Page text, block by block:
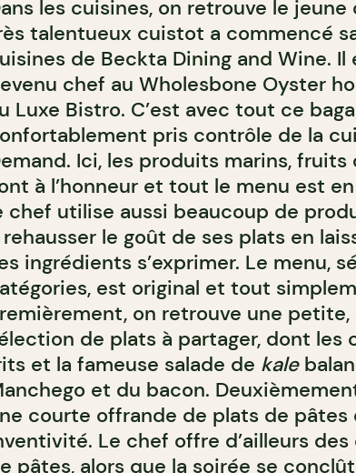
les cuisines, on retrouve le jeune
talentueux cuistot a commencé
de Beckta Dining and Wine. Il
chef au Wholesbone Oyster
Luxe Bistro. C’est avec tout ce
pris contrôle de la
Ici, les produits marins,
à l’honneur et tout le menu est
chef utilise aussi beaucoup de
rehausser le goût de ses plats en
ingrédients s’exprimer. Le menu,
est original et tout
on retrouve une petite,
de plats à partager, dont les
et la fameuse salade de kale
et du bacon.
courte offrande de plats de pâtes
Le chef offre d’ailleurs
pâtes, alors que la soirée se